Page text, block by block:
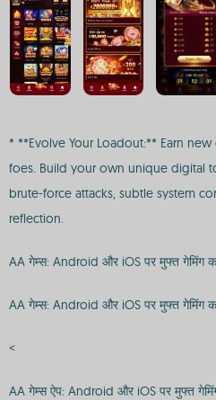
* **Evolve Your Loadout:** Earn
foes. Build your own unique digital
brute-force attacks, subtle system
reflection.
AA गेम्स: Android और iOS पर मुफ्त गेमिंग
AA गेम्स: Android और iOS पर मुफ्त गेमिंग
<
AA गेम्स ऐप: Android और iOS पर मुफ्त